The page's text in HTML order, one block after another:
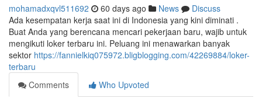
mohamadxqvl511692 60 days ago News
Discuss
Ada kesempatan kerja saat ini di Indonesia yang kini diminati .
Buat Anda yang berencana mencari pekerjaan baru, wajib untuk
mengikuti loker terbaru ini. Peluang ini menawarkan banyak
sektor https://fannielkiq075972.bligblogging.com/42269884/loker-
terbaru
Comments
Who Upvoted